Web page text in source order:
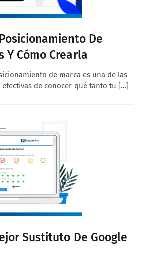
De
Y Cómo Crearla
de marca es una de las
efectivas de conocer qué tanto tu […]
Sustituto De Google